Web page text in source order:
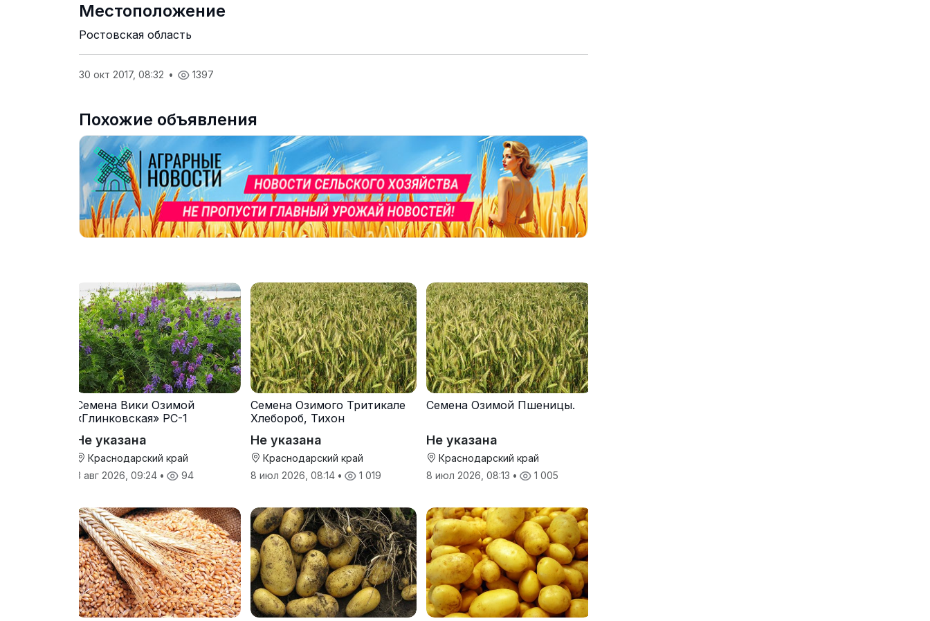
Местоположение
Ростовская область
30 окт 2017, 08:32 • 1397
Похожие объявления
Семена Вики Озимой
«Глинковская» РС-1
Не указана
Краснодарский край
3 авг 2026, 09:24 • 94
Семена Озимого Тритикале
Хлебороб, Тихон
Не указана
Краснодарский край
8 июл 2026, 08:14 • 1 019
Семена Озимой Пшеницы.
Не указана
Краснодарский край
8 июл 2026, 08:13 • 1 005